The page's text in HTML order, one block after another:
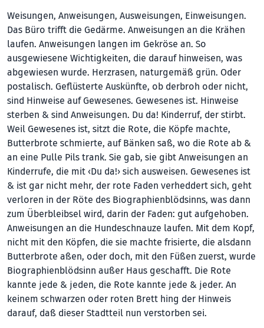
Weisungen, Anweisungen, Ausweisungen, Einweisungen.
Das Büro trifft die Gedärme. Anweisungen an die Krähen
laufen. Anweisungen langen im Gekröse an. So
ausgewiesene Wichtigkeiten, die darauf hinweisen, was
abgewiesen wurde. Herzrasen, naturgemäß grün. Oder
postalisch. Geflüsterte Auskünfte, ob derbroh oder nicht,
sind Hinweise auf Gewesenes. Gewesenes ist. Hinweise
sterben & sind Anweisungen. Du da! Kinderruf, der stirbt.
Weil Gewesenes ist, sitzt die Rote, die Köpfe machte,
Butterbrote schmierte, auf Bänken saß, wo die Rote ab &
an eine Pulle Pils trank. Sie gab, sie gibt Anweisungen an
Kinderrufe, die mit ‹Du da!› sich ausweisen. Gewesenes ist
& ist gar nicht mehr, der rote Faden verheddert sich, geht
verloren in der Röte des Biographienblödsinns, was dann
zum Überbleibsel wird, darin der Faden: gut aufgehoben.
Anweisungen an die Hundeschnauze laufen. Mit dem Kopf,
nicht mit den Köpfen, die sie machte frisierte, die alsdann
Butterbrote aßen, oder doch, mit den Füßen zuerst, wurde
Biographienblödsinn außer Haus geschafft. Die Rote
kannte jede & jeden, die Rote kannte jede & jeder. An
keinem schwarzen oder roten Brett hing der Hinweis
darauf, daß dieser Stadtteil nun verstorben sei.